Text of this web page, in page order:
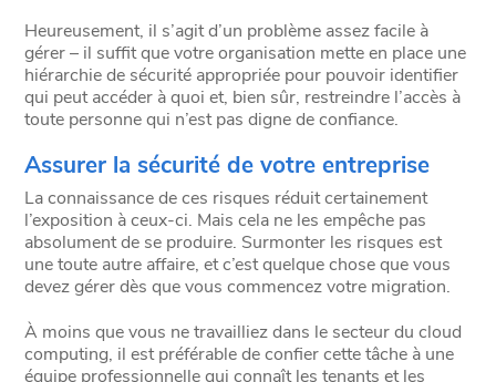
Heureusement, il s’agit d’un problème assez facile à
gérer – il suffit que votre organisation mette en place une
hiérarchie de sécurité appropriée pour pouvoir identifier
qui peut accéder à quoi et, bien sûr, restreindre l’accès à
toute personne qui n’est pas digne de confiance.
Assurer la sécurité de votre entreprise
La connaissance de ces risques réduit certainement
l’exposition à ceux-ci. Mais cela ne les empêche pas
absolument de se produire. Surmonter les risques est
une toute autre affaire, et c’est quelque chose que vous
devez gérer dès que vous commencez votre migration.
À moins que vous ne travailliez dans le secteur du cloud
computing, il est préférable de confier cette tâche à une
équipe professionnelle qui connaît les tenants et les